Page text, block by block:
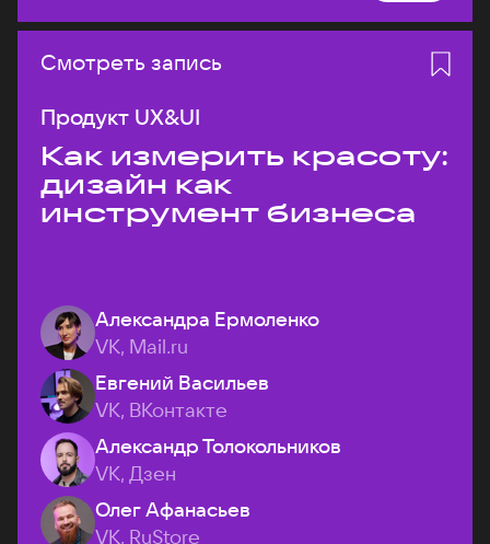
Смотреть запись
Продукт UX&UI
Как измерить красоту:
дизайн как
инструмент бизнеса
Александра Ермоленко
VK, Mail.ru
Евгений Васильев
VK, ВКонтакте
Александр Толокольников
VK, Дзен
Олег Афанасьев
VK, RuStore